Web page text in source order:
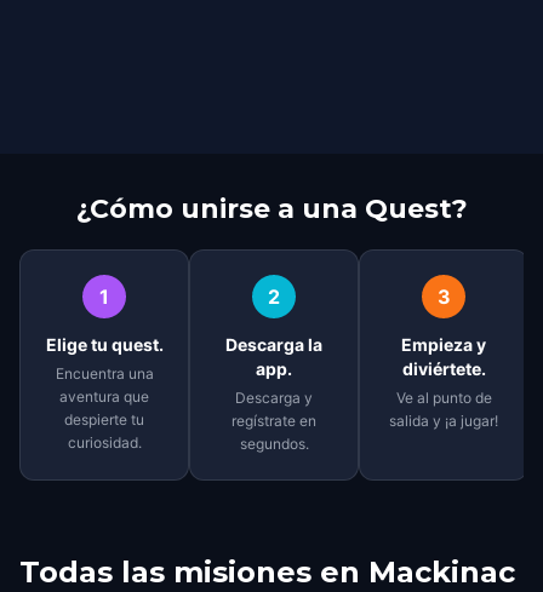
¿Cómo unirse a una Quest?
1
Elige tu quest.
Encuentra una
aventura que
despierte tu
curiosidad.
2
Descarga la
app.
Descarga y
regístrate en
segundos.
3
Empieza y
diviértete.
Ve al punto de
salida y ¡a jugar!
Todas las misiones en Mackinac